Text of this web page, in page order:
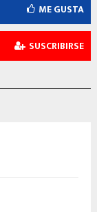
ME GUSTA
SUSCRIBIRSE